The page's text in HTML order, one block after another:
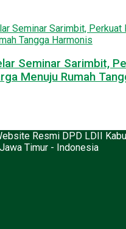
Seminar Sarimbit,
Menuju Rumah
Resmi DPD LDII
Timur - Indonesia